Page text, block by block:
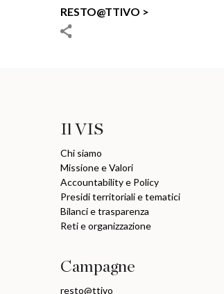
RESTO@TTIVO
Il VIS
Chi siamo
Missione e Valori
Accountability e Policy
Presidi territoriali e tematici
Bilanci e trasparenza
Reti e organizzazione
Campagne
resto@ttivo